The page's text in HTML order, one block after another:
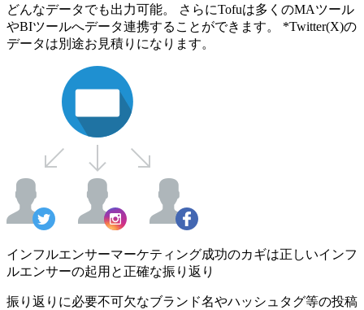
どんなデータでも出力可能。 さらにTofuは多くのMAツール
やBIツールへデータ連携することができます。 *Twitter(X)の
データは別途お見積りになります。
インフルエンサーマーケティング成功のカギは正しいインフ
ルエンサーの起用と正確な振り返り
振り返りに必要不可欠なブランド名やハッシュタグ等の投稿